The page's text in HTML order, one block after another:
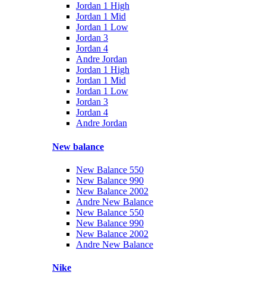
Jordan 1 High
Jordan 1 Mid
Jordan 1 Low
Jordan 3
Jordan 4
Andre Jordan
Jordan 1 High
Jordan 1 Mid
Jordan 1 Low
Jordan 3
Jordan 4
Andre Jordan
New balance
New Balance 550
New Balance 990
New Balance 2002
Andre New Balance
New Balance 550
New Balance 990
New Balance 2002
Andre New Balance
Nike